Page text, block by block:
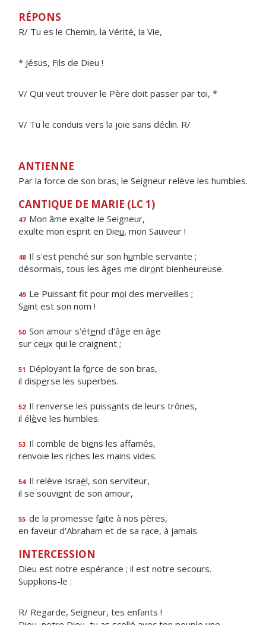
RÉPONS
R/ Tu es le Chemin, la Vérité, la Vie,
* Jésus, Fils de Dieu !
V/ Qui veut trouver le Père doit passer par toi, *
V/ Tu le conduis vers la joie sans déclin. R/
ANTIENNE
Par la force de son bras, le Seigneur relève les humbles.
CANTIQUE DE MARIE (LC 1)
47 Mon âme exalte le Seigneur,
exulte mon esprit en Dieu, mon Sauveur !
48 Il s'est penché sur son humble servante ;
désormais, tous les âges me diront bienheureuse.
49 Le Puissant fit pour moi des merveilles ;
Saint est son nom !
50 Son amour s'étend d'âge en âge
sur ceux qui le craignent ;
51 Déployant la force de son bras,
il disperse les superbes.
52 Il renverse les puissants de leurs trônes,
il élève les humbles.
53 Il comble de biens les affamés,
renvoie les riches les mains vides.
54 Il relève Israël, son serviteur,
il se souvient de son amour,
55 de la promesse faite à nos pères,
en faveur d'Abraham et de sa race, à jamais.
INTERCESSION
Dieu est notre espérance ; il est notre secours.
Supplions-le :
R/ Regarde, Seigneur, tes enfants !